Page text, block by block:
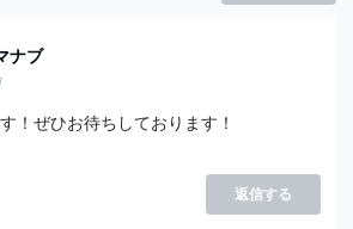
ナブ
！ぜひお待ちしております！
返信する